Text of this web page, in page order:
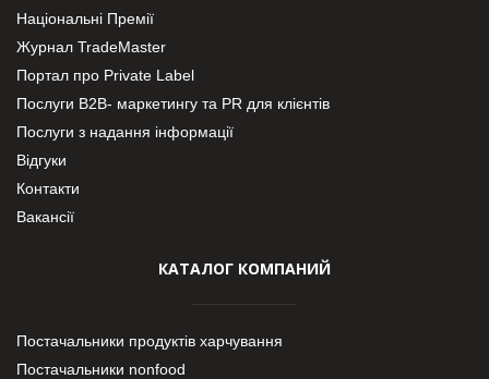
Національні Премії
Журнал TradeMaster
Портал про Private Label
Послуги В2В- маркетингу та PR для клієнтів
Послуги з надання інформації
Відгуки
Контакти
Вакансії
КАТАЛОГ КОМПАНИЙ
Постачальники продуктів харчування
Постачальники nonfood